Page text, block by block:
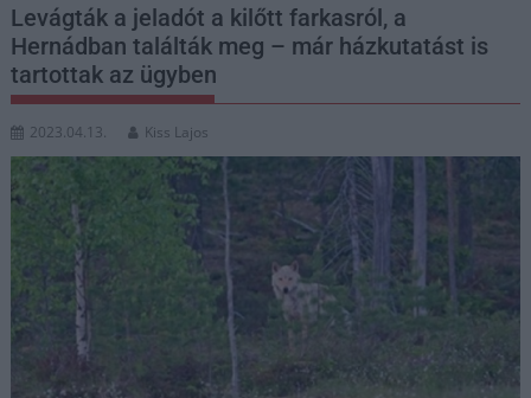
Levágták a jeladót a kilőtt farkasról, a
Hernádban találták meg – már házkutatást is
tartottak az ügyben
2023.04.13. Kiss Lajos